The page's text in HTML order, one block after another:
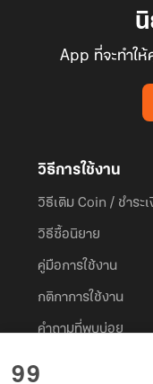
99
App ที่จะทำใ
วิธีการใช้งาน
วิธีเติม Coin / ชำระเ
วิธีซื้อนิยาย
คู่มือการใช้งาน
กติกาการใช้งาน
คำถามที่พบบ่อย
Dek-D.com ใช้คุกกี้เพื่อพัฒนาป